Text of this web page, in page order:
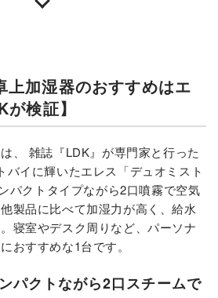
上加湿器のおすすめはエ
検証】
、 雑誌『LDK』が専門家と行った
バイに輝いたエレス「デュオミスト
パクトタイプながら2口噴霧で空気
製品に比べて加湿力が高く、給水
寝室やデスク周りなど、パーソナ
おすすめな1台です。
パクトながら2口スチームで